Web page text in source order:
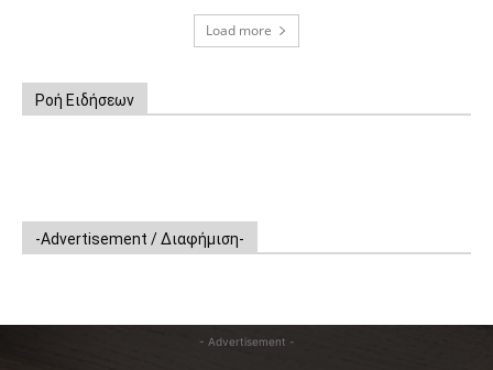
Load more
Ροή Ειδήσεων
-Advertisement / Διαφήμιση-
- Advertisement -